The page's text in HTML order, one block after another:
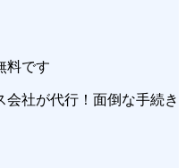
社が代行！ 面倒な手続き